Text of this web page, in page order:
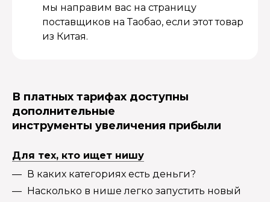
мы направим вас на страницу
поставщиков на Таобао, если этот товар
из Китая.
В платных тарифах доступны
дополнительные
инструменты увеличения прибыли
Для тех, кто ищет нишу
В каких категориях есть деньги?
Насколько в нише легко запустить новый